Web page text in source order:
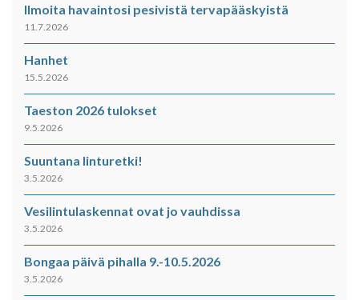
Ilmoita havaintosi pesivistä tervapääskyistä
11.7.2026
Hanhet
15.5.2026
Taeston 2026 tulokset
9.5.2026
Suuntana linturetki!
3.5.2026
Vesilintulaskennat ovat jo vauhdissa
3.5.2026
Bongaa päivä pihalla 9.-10.5.2026
3.5.2026